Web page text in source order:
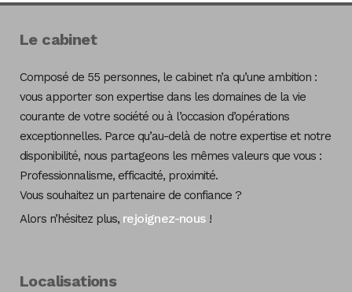
Le cabinet
Composé de 55 personnes, le cabinet n’a qu’une ambition :
vous apporter son expertise dans les domaines de la vie
courante de votre société ou à l’occasion d’opérations
exceptionnelles. Parce qu’au-delà de notre expertise et notre
disponibilité, nous partageons les mêmes valeurs que vous :
Professionnalisme, efficacité, proximité.
Vous souhaitez un partenaire de confiance ?
Alors n’hésitez plus, rejoignez-nous!
Localisations